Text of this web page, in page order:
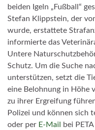
beiden Igeln „Fußball“
Stefan Klippstein, der
wurde, erstattete
informierte das
Untere
Schutz. Um die Suche
unterstützen, setzt die
eine Belohnung in Höhe
zu ihrer Ergreifung
Polizei und können sich
oder per E-Mail bei